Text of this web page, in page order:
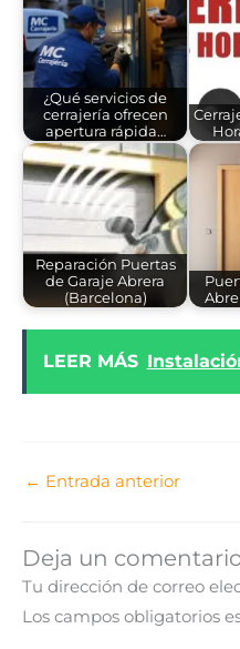
¿Qué servicios de
cerrajería ofrecen
apertura rápida…
Reparación Puertas
de Garaje Abrera
(Barcelona)
LEER MÁS
← Entrada anterior
Deja un
Tu dirección de correo
Los campos obligatorios